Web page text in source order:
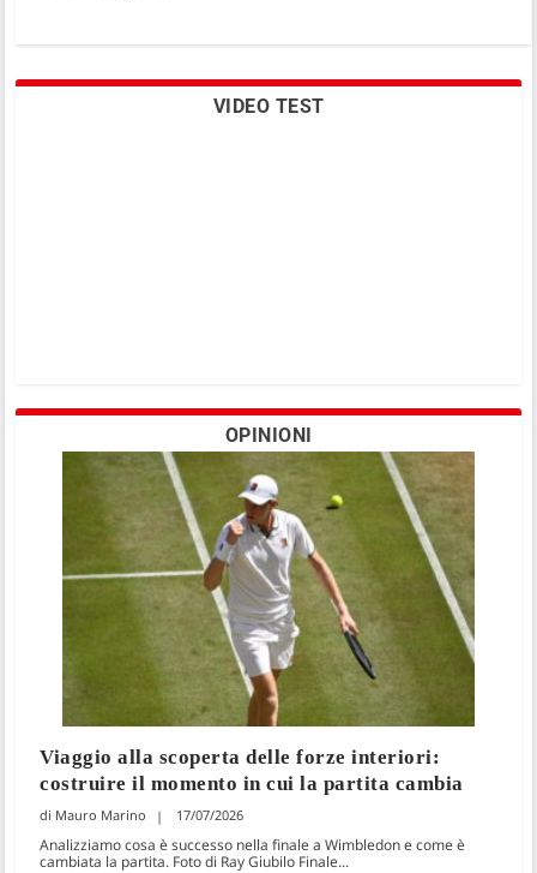
VIDEO TEST
OPINIONI
Viaggio alla scoperta delle forze interiori:
costruire il momento in cui la partita cambia
Mauro Marino 17/07/2026
Analizziamo cosa è successo nella finale a Wimbledon e come è
cambiata la partita. Foto di Ray Giubilo Finale...